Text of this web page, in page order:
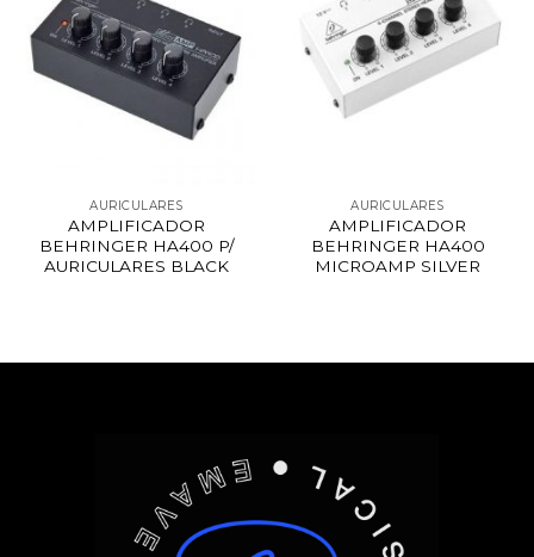
AURICULARES
AMPLIFICADOR
BEHRINGER HA400 P/
AURICULARES BLACK
AURICULARES
AMPLIFICADOR
BEHRINGER HA400
MICROAMP SILVER